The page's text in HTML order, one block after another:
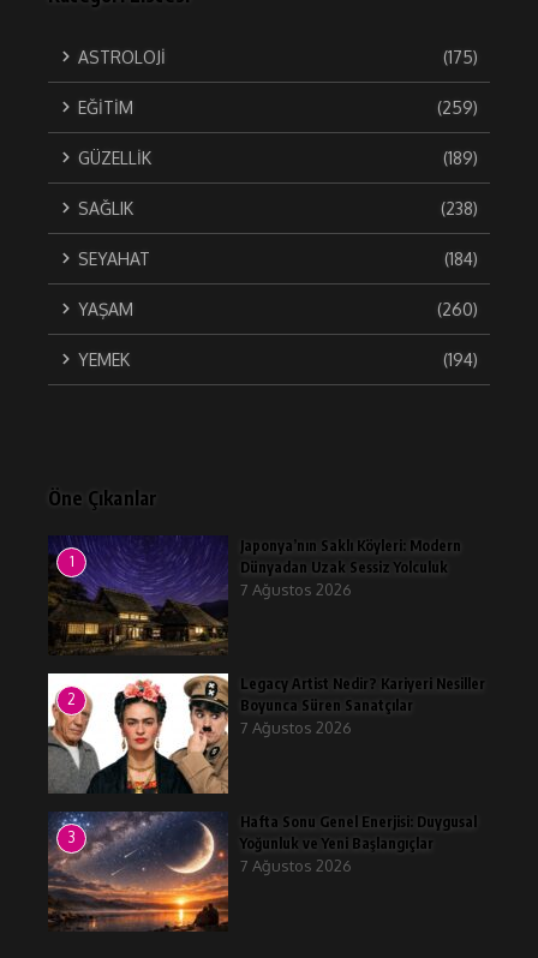
ASTROLOJİ (175)
EĞİTİM (259)
GÜZELLİK (189)
SAĞLIK (238)
SEYAHAT (184)
YAŞAM (260)
YEMEK (194)
Öne Çıkanlar
1
Japonya’nın Saklı Köyleri: Modern
Dünyadan Uzak Sessiz Yolculuk
7 Ağustos 2026
2
Legacy Artist Nedir? Kariyeri Nesiller
Boyunca Süren Sanatçılar
7 Ağustos 2026
3
Hafta Sonu Genel Enerjisi: Duygusal
Yoğunluk ve Yeni Başlangıçlar
7 Ağustos 2026